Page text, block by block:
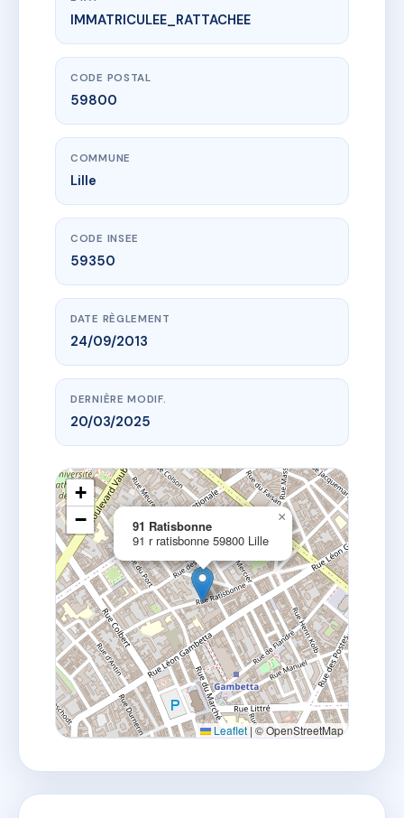
www.vme.plus/AC6404172
91 Ratisbonne
91 r ratisbonne
IMMATRICULEE_RATTACHEE
CODE POSTAL
59800
COMMUNE
Lille
CODE INSEE
59350
DATE RÈGLEMENT
24/09/2013
DERNIÈRE MODIF.
20/03/2025
91 Ratisbonne
91 r ratisbonne 59800 Lille
×
+
−
Leaflet |© OpenStreetMap